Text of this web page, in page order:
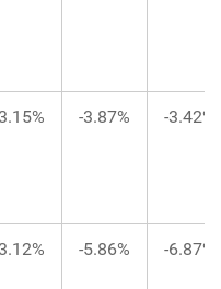
3.15% -3.87% -3.42%
3.12% -5.86% -6.87%